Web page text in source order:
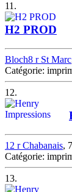
11.
H2 PROD
Bloch8 r St Marc
Catégorie:
12.
12 r Chabanais,
Catégorie:
13.